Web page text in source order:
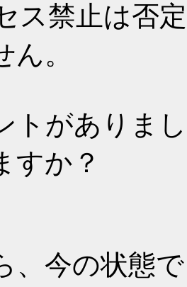
ス禁止は否
。
トがありま
すか？
、今の状態